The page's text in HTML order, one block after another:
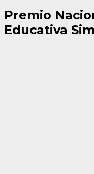
Premio
Educativa